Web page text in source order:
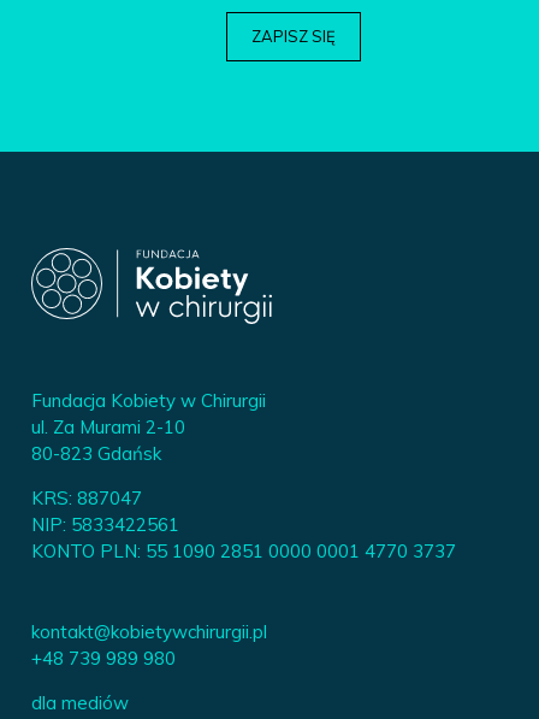
Fundacja Kobiety w Chirurgii
ul. Za Murami 2-10
80-823 Gdańsk
KRS: 887047
NIP: 5833422561
KONTO PLN: 55 1090 2851 0000 0001 4770 3737
kontakt@kobietywchirurgii.pl
+48 739 989 980
dla mediów